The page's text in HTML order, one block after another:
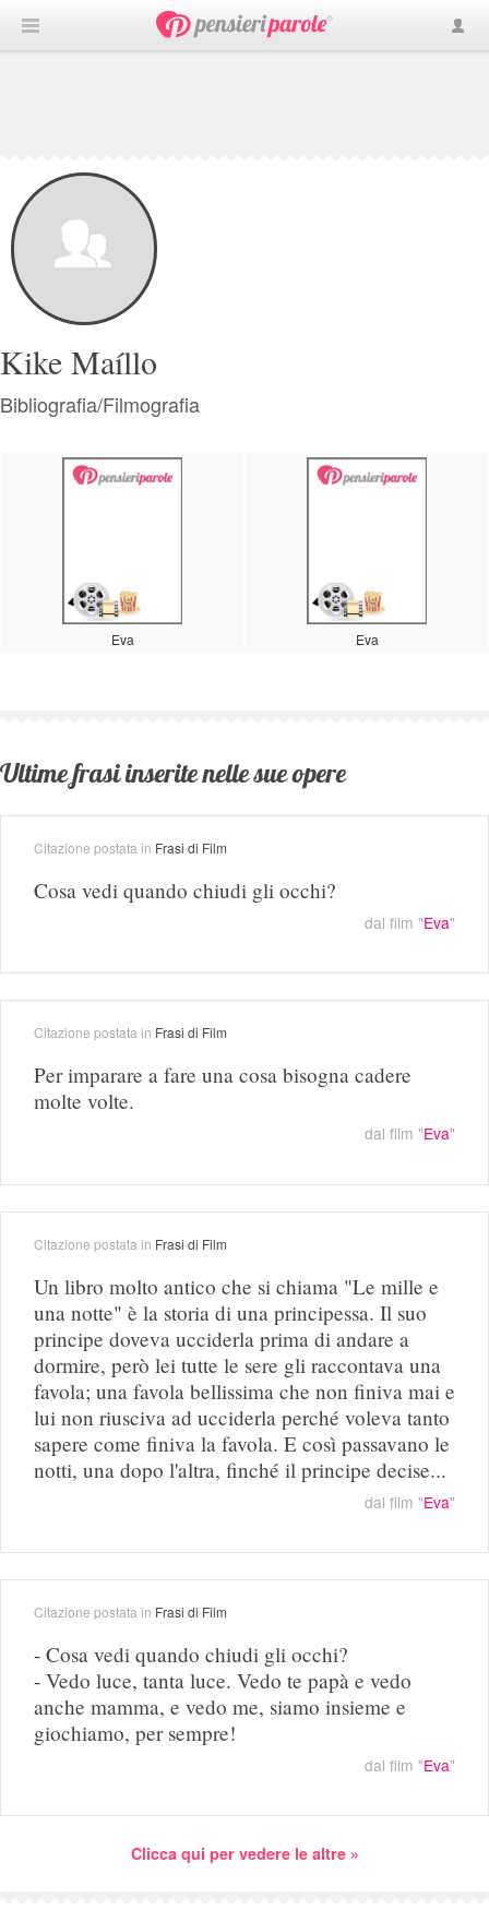
Kike Maíllo
Bibliografia/Filmografia
Eva Eva
Ultime frasi inserite nelle sue opere
Citazione postata in Frasi di Film
Cosa vedi quando chiudi gli occhi?
dal film "Eva"
Citazione postata in Frasi di Film
Per imparare a fare una cosa bisogna cadere
molte volte.
dal film "Eva"
Citazione postata in Frasi di Film
Un libro molto antico che si chiama "Le mille e
una notte" è la storia di una principessa. Il suo
principe doveva ucciderla prima di andare a
dormire, però lei tutte le sere gli raccontava una
favola; una favola bellissima che non finiva mai e
lui non riusciva ad ucciderla perché voleva tanto
sapere come finiva la favola. E così passavano le
notti, una dopo l'altra, finché il principe decise...
dal film "Eva"
Citazione postata in Frasi di Film
- Cosa vedi quando chiudi gli occhi?
- Vedo luce, tanta luce. Vedo te papà e vedo
anche mamma, e vedo me, siamo insieme e
giochiamo, per sempre!
dal film "Eva"
Clicca qui per vedere le altre »